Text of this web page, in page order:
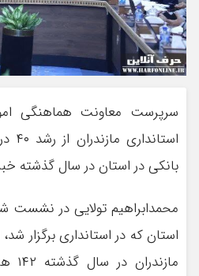
سرپرست معاونت هماهنگی
بانکی در استان در سال گذشته
محمدابراهیم تولایی در نشست
استان که در استانداری برگزار